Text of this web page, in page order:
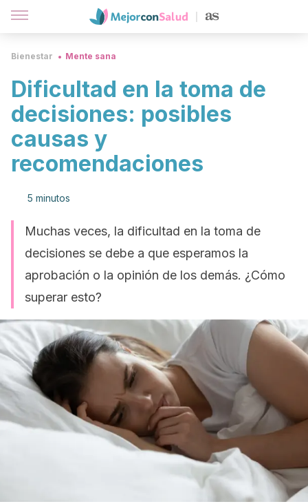
Bienestar Mente sana
Dificultad en la toma de
decisiones: posibles
causas y
recomendaciones
5 minutos
Muchas veces, la dificultad en la toma de
decisiones se debe a que esperamos la
aprobación o la opinión de los demás. ¿Cómo
superar esto?